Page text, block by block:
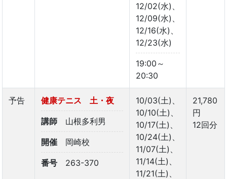
12/02(水)、
12/09(水)、
12/16(水)、
12/23(水)
19:00～
20:30
予告 健康テニス 土・夜
講師 山根多利男
開催 岡崎校
番号 263-370
10/03(土)、
10/10(土)、
10/17(土)、
10/24(土)、
11/07(土)、
11/14(土)、
11/21(土)、
21,780
円
12回分